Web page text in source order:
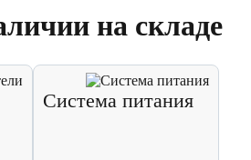
на складе
Система питания